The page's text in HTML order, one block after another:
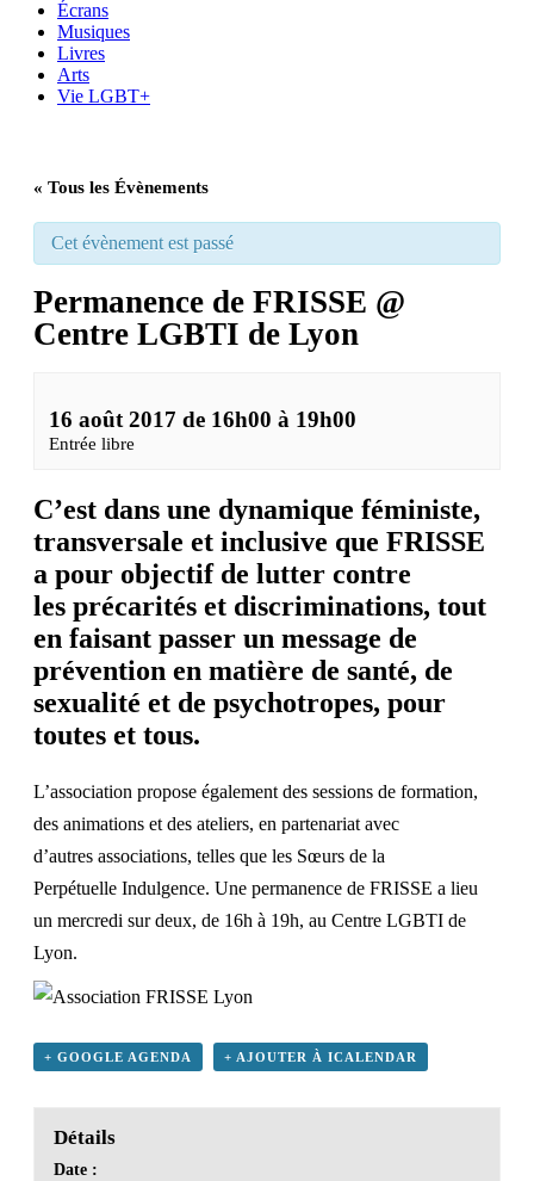
Écrans
Musiques
Livres
Arts
Vie LGBT+
« Tous les Évènements
Cet évènement est passé
Permanence de FRISSE @
Centre LGBTI de Lyon
16 août 2017 de 16h00 à 19h00
Entrée libre
C’est dans une dynamique féministe,
transversale et inclusive que FRISSE
a pour objectif de lutter contre
les précarités et discriminations, tout
en faisant passer un message de
prévention en matière de santé, de
sexualité et de psychotropes, pour
toutes et tous.
L’association propose également des sessions de formation,
des animations et des ateliers, en partenariat avec
d’autres associations, telles que les Sœurs de la
Perpétuelle Indulgence. Une permanence de FRISSE a lieu
un mercredi sur deux, de 16h à 19h, au Centre LGBTI de
Lyon.
+ GOOGLE AGENDA + AJOUTER À ICALENDAR
Détails
Date :